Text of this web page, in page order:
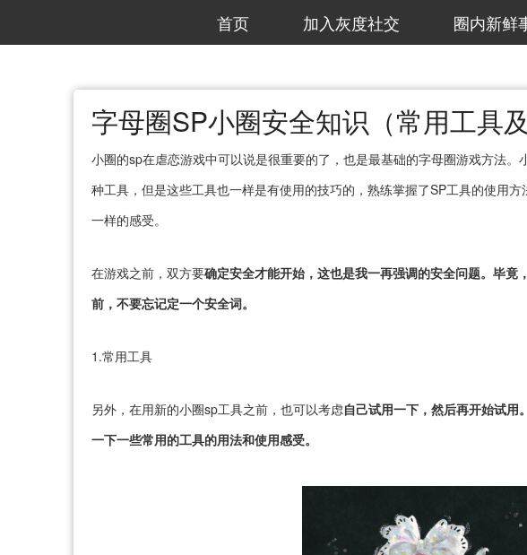
首页 加入灰度社交 圈内新鲜
字母圈SP小圈安全知识（常用工具
小圈的sp在虐恋游戏中可以说是很重要的了，也是最基础的字母圈游戏方法。
种工具，但是这些工具也一样是有使用的技巧的，熟练掌握了SP工具的使用
一样的感受。
在游戏之前，双方要确定安全才能开始，这也是我一再强调的安全问题。毕竟
前， 不要忘记定一个安全词。
1.常用工具
另外，在用新的小圈sp工具之前，也可以考虑自己试用一下，然后再开始试用
一下一些常用的工具的用法和使用感受。